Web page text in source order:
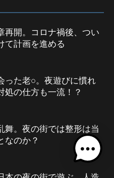
再開。コロナ禍後、つい
て計画を進める
った老○。夜遊びに慣れ
処の仕方も一流！？
舞。夜の街では整形は当
なのか？